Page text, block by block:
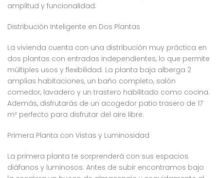
amplitud y funcionalidad.
Distribución Inteligente en Dos Plantas
La vivienda cuenta con una distribución muy práctica en
dos plantas con entradas independientes, lo que permite
múltiples usos y flexibilidad. La planta baja alberga 2
amplias habitaciones, un baño completo, salón
comedor, lavadero y un trastero habilitado como cocina.
Además, disfrutarás de un acogedor patio trasero de 17
m² perfecto para disfrutar del aire libre.
Primera Planta con Vistas y Luminosidad
La primera planta te sorprenderá con sus espacios
diáfanos y luminosos. Antes de subir encontramos bajo